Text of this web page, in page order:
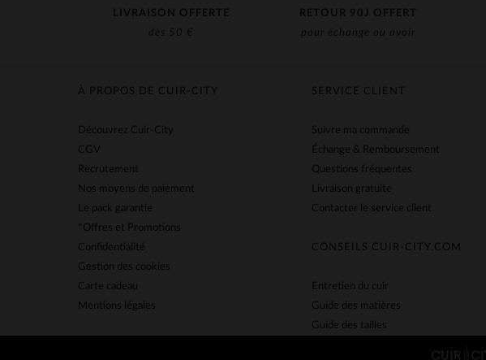
LIVRAISON OFFERTE
dès 50 €
RETOUR 90J OFFERT
pour échange ou avoir
SERVICE CLIENT
Suivre ma commande
Échange & Remboursement
Questions fréquentes
Livraison gratuite
Contacter le service client
CONSEILS CUIR-CITY.COM
Entretien du cuir
Guide des matières
Guide des tailles
À PROPOS DE CUIR-CITY
Découvrez Cuir-City
CGV
Recrutement
Nos moyens de paiement
Le pack garantie
*Offres et Promotions
Confidentialité
Gestion des cookies
Carte cadeau
Mentions légales